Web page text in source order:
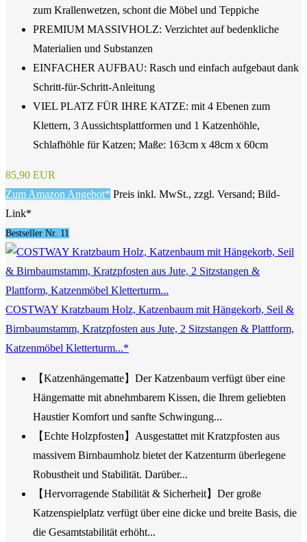
zum Krallenwetzen, schont die Möbel und Teppiche
PREMIUM MASSIVHOLZ: Verzichtet auf bedenkliche
Materialien und Substanzen
EINFACHER AUFBAU: Rasch und einfach aufgebaut dank
Schritt-für-Schritt-Anleitung
VIEL PLATZ FÜR IHRE KATZE: mit 4 Ebenen zum
Klettern, 3 Aussichtsplattformen und 1 Katzenhöhle,
Schlafhöhle für Katzen; Maße: 163cm x 48cm x 60cm
85,90 EUR
Zum Amazon Angebot* Preis inkl. MwSt., zzgl. Versand; Bild-
Link*
Bestseller Nr. 11
COSTWAY Kratzbaum Holz, Katzenbaum mit Hängekorb, Seil &
Birnbaumstamm, Kratzpfosten aus Jute, 2 Sitzstangen & Plattform,
Katzenmöbel Kletterturm...*
【Katzenhängematte】Der Katzenbaum verfügt über eine
Hängematte mit abnehmbarem Kissen, die Ihrem geliebten
Haustier Komfort und sanfte Schwingung...
【Echte Holzpfosten】Ausgestattet mit Kratzpfosten aus
massivem Birnbaumholz bietet der Katzenturm überlegene
Robustheit und Stabilität. Darüber...
【Hervorragende Stabilität & Sicherheit】Der große
Katzenspielplatz verfügt über eine dicke und breite Basis, die
die Gesamtstabilität erhöht...